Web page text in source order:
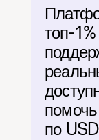
топ-
по